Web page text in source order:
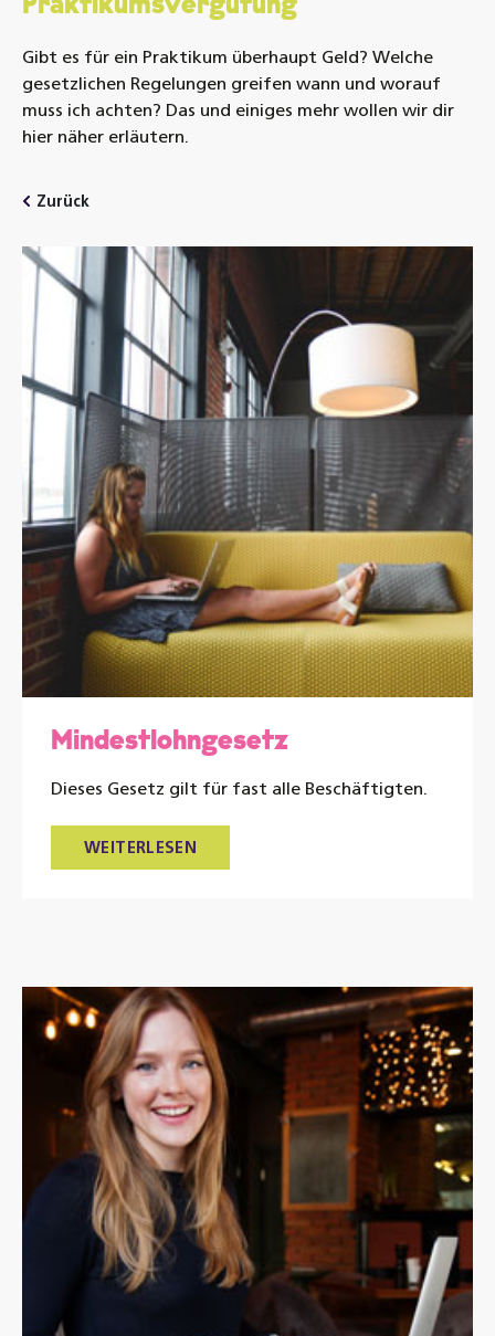
Praktikumsvergütung
Gibt es für ein Praktikum überhaupt Geld? Welche
gesetzlichen Regelungen greifen wann und worauf
muss ich achten? Das und einiges mehr wollen wir dir
hier näher erläutern.
Zurück
Mindestlohngesetz
Dieses Gesetz gilt für fast alle Beschäftigten.
WEITERLESEN